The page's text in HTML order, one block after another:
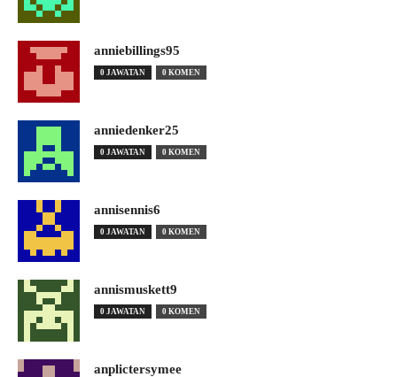
anniebillings95
0 JAWATAN 0 KOMEN
anniedenker25
0 JAWATAN 0 KOMEN
annisennis6
0 JAWATAN 0 KOMEN
annismuskett9
0 JAWATAN 0 KOMEN
anplictersymee